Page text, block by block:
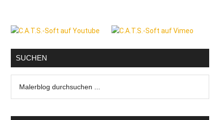
Seitenspalte
SUCHEN
durchsuchen